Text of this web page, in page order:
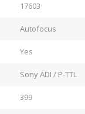
17603
Autofocus
Yes
Sony ADI / P-TTL
399